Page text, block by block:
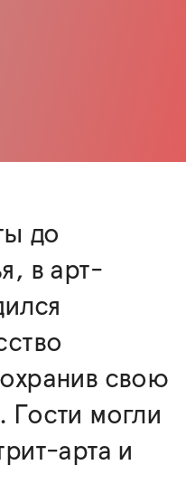
до
в арт-
свою
Гости могли
арта и